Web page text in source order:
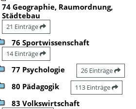
74 Geographie, Raumordnung,
Städtebau
21 Einträge
76 Sportwissenschaft
14 Einträge
77 Psychologie 26 Einträge
80 Pädagogik 113 Einträge
83 Volkswirtschaft